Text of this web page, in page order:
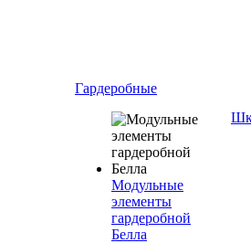
Гардеробные
Модульные
элементы
гардеробной
Белла